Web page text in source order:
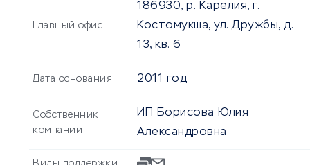
Главный офис
186930, р. Карелия, г.
Костомукша, ул. Дружбы, д.
13, кв. 6
Дата основания 2011 год
Собственник
компании
ИП Борисова Юлия
Александровна